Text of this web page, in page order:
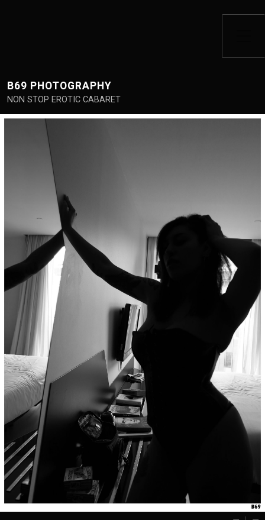
B69 PHOTOGRAPHY
NON STOP EROTIC CABARET